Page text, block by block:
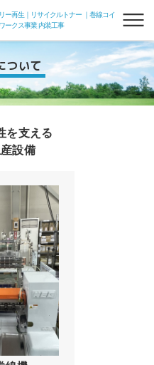
ー再生｜リサイクルトナー ｜巻線コイ
ークス事業 内装工事
シュバッテリー
ついて
を支える
設備